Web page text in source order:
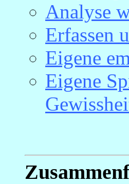
Analyse
Erfassen
Eigene
Eigene